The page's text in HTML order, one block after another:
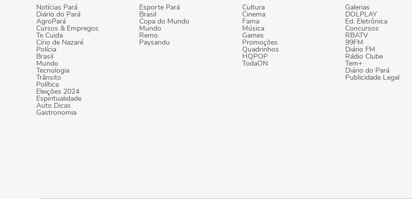
Notícias Pará
Diário do Pará
AgroPará
Cursos & Empregos
Te Cuida
Círio de Nazaré
Polícia
Brasil
Mundo
Tecnologia
Trânsito
Política
Eleições 2024
Espiritualidade
Auto Dicas
Gastronomia
Esporte Pará
Brasil
Copa do Mundo
Mundo
Remo
Paysandu
Cultura
Cinema
Fama
Música
Games
Promoções
Quadrinhos
HQPOP
TodaON
Galerias
DOLPLAY
Ed. Eletrônica
Concursos
RBATV
99FM
Diário FM
Rádio Clube
Tem+
Diário do Pará
Publicidade Legal